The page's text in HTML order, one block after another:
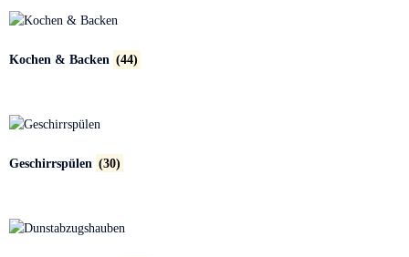
Kochen & Backen (44)
Geschirrspülen (30)